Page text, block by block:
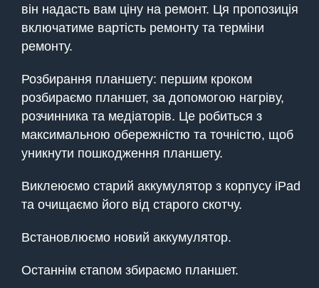
він надасть вам ціну на ремонт. Ця пропозиція
включатиме вартість ремонту та терміни
ремонту.
Розбирання планшету: першим кроком
розбираємо планшет, за допомогою нагріву,
розчинника та медіаторів. Це робиться з
максимальною обережністю та точністю, щоб
уникнути пошкодження планшету.
Виклеюємо старий аккумулятор з корпусу iPad
та очищаємо його від старого скотчу.
Встановлюємо новий аккумулятор.
Останнім єтапом збираємо планшет.